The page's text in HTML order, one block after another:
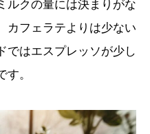
ルクの量には決まりがな
カフェラテよりは少ない
ではエスプレッソが少し
。